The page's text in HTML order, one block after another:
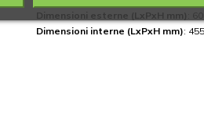
Dimensioni esterne (LxPxH mm) :
Dimensioni interne (LxPxH mm):